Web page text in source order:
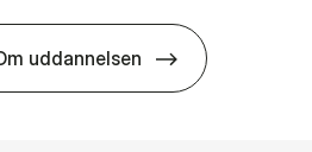
uddannelsen
BSc in Busi­ness